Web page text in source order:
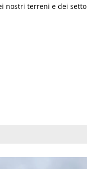
nostri terreni e dei